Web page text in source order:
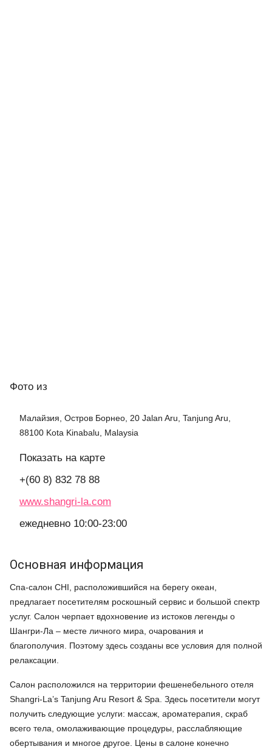
Фото из
Малайзия, Остров Борнео, 20 Jalan Aru, Tanjung Aru,
88100 Kota Kinabalu, Malaysia
Показать на карте
+(60 8) 832 78 88
www.shangri-la.com
ежедневно 10:00-23:00
Основная информация
Спа-салон CHI, расположившийся на берегу океан,
предлагает посетителям роскошный сервис и большой спектр
услуг. Салон черпает вдохновение из истоков легенды о
Шангри-Ла – месте личного мира, очарования и
благополучия. Поэтому здесь созданы все условия для полной
релаксации.
Салон расположился на территории фешенебельного отеля
Shangri-La’s Tanjung Aru Resort & Spa. Здесь посетители могут
получить следующие услуги: массаж, ароматерапия, скраб
всего тела, омолаживающие процедуры, расслабляющие
обертывания и многое другое. Цены в салоне конечно